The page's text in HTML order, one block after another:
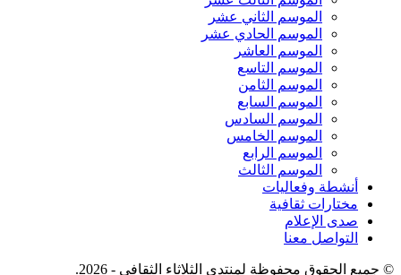
الموسم الثاني عشر
الموسم الحادي عشر
الموسم العاشر
الموسم التاسع
الموسم الثامن
الموسم السابع
الموسم السادس
الموسم الخامس
الموسم الرابع
الموسم الثالث
أنشطة وفعاليات
مختارات ثقافية
صدى الإعلام
التواصل معنا
© جميع الحقوق محفوظة لمنتدى الثلاثاء الثقافي - 2026.